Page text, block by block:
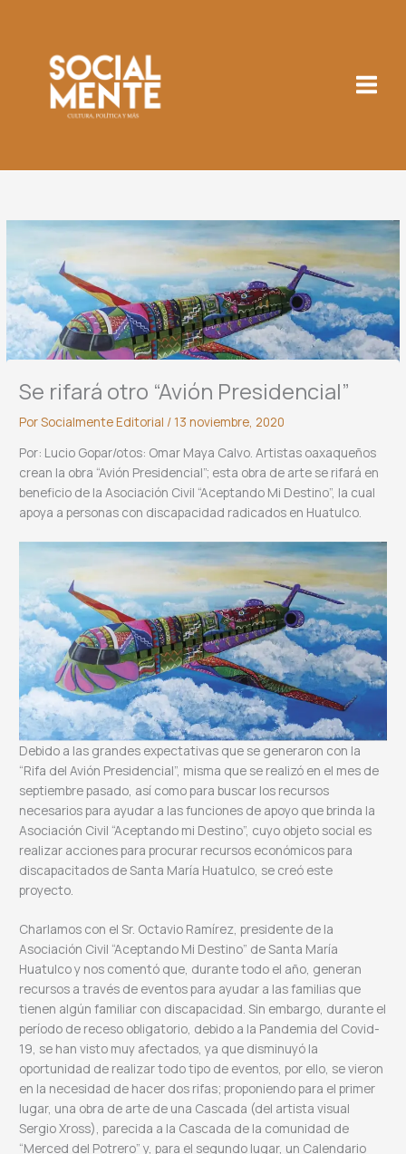
Se rifará otro “Avión Presidencial”
PorSocialmente Editorial / 13 noviembre, 2020
Por: Lucio Gopar/otos: Omar Maya Calvo. Artistas oaxaqueños
crean la obra “Avión Presidencial”; esta obra de arte se rifará en
beneficio de la Asociación Civil “Aceptando Mi Destino”, la cual
apoya a personas con discapacidad radicados en Huatulco.
Debido a las grandes expectativas que se generaron con la
“Rifa del Avión Presidencial”, misma que se realizó en el mes de
septiembre pasado, así como para buscar los recursos
necesarios para ayudar a las funciones de apoyo que brinda la
Asociación Civil “Aceptando mi Destino”, cuyo objeto social es
realizar acciones para procurar recursos económicos para
discapacitados de Santa María Huatulco, se creó este
proyecto.
Charlamos con el Sr. Octavio Ramírez, presidente de la
Asociación Civil “Aceptando Mi Destino” de Santa María
Huatulco y nos comentó que, durante todo el año, generan
recursos a través de eventos para ayudar a las familias que
tienen algún familiar con discapacidad. Sin embargo, durante el
período de receso obligatorio, debido a la Pandemia del Covid-
19, se han visto muy afectados, ya que disminuyó la
oportunidad de realizar todo tipo de eventos, por ello, se vieron
en la necesidad de hacer dos rifas; proponiendo para el primer
lugar, una obra de arte de una Cascada (del artista visual
Sergio Xross), parecida a la Cascada de la comunidad de
“Merced del Potrero” y, para el segundo lugar, un Calendario